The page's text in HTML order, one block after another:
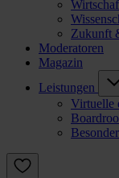
Zukunft
Moderatoren
Magazin
Leistungen
Virtuelle